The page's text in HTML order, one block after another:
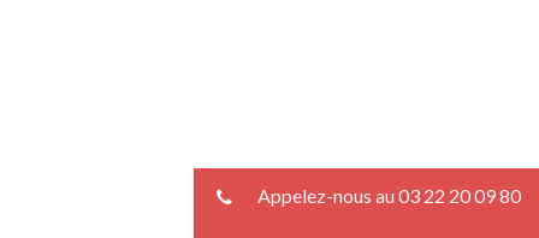
Appelez-nous au 03 22 20 09 80